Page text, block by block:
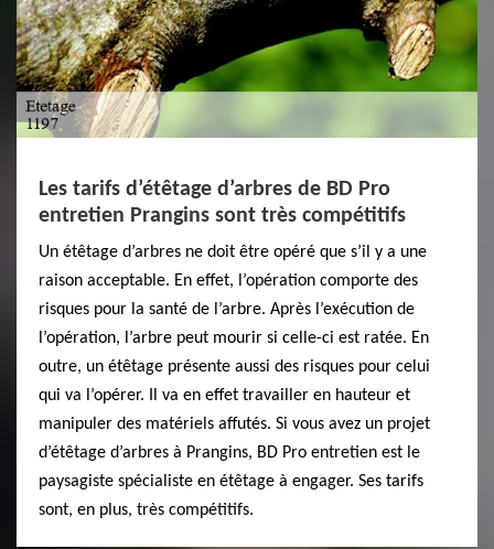
Les tarifs d’étêtage d’arbres de BD Pro
entretien Prangins sont très compétitifs
Un étêtage d’arbres ne doit être opéré que s’il y a une
raison acceptable. En effet, l’opération comporte des
risques pour la santé de l’arbre. Après l’exécution de
l’opération, l’arbre peut mourir si celle-ci est ratée. En
outre, un étêtage présente aussi des risques pour celui
qui va l’opérer. Il va en effet travailler en hauteur et
manipuler des matériels affutés. Si vous avez un projet
d’étêtage d’arbres à Prangins, BD Pro entretien est le
paysagiste spécialiste en étêtage à engager. Ses tarifs
sont, en plus, très compétitifs.